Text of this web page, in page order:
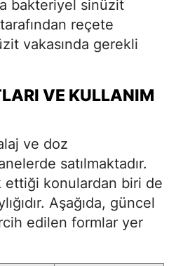
bakteriyel sinüzit
reçete
vakasında gerekli
VE KULLANIM
ve doz
satılmaktadır.
ettiği konulardan biri de
Aşağıda, güncel
edilen formlar yer